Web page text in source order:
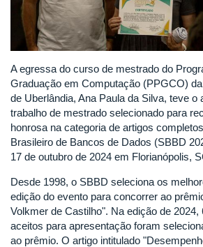
A egressa do curso de mestrado do
Graduação em Computação (PPGCO)
de Uberlândia, Ana Paula da Silva, teve o
trabalho de mestrado selecionado para
honrosa na categoria de artigos
Brasileiro de Bancos de Dados (SBBD
17 de outubro de 2024 em Florianópolis,
Desde 1998, o SBBD seleciona os
edição do evento para concorrer ao
Volkmer de Castilho". Na edição de 2024,
aceitos para apresentação foram
ao prêmio. O artigo intitulado